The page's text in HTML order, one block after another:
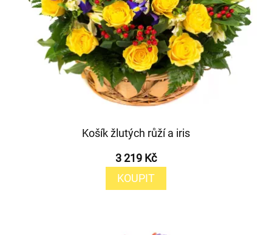
Košík žlutých růží a iris
3 219 Kč
KOUPIT